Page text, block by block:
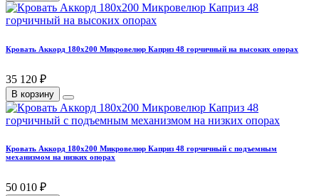
Кровать Аккорд 180х200 Микровелюр Каприз 48 горчичный на высоких опорах
35 120 ₽
В корзину
Кровать Аккорд 180х200 Микровелюр Каприз 48 горчичный с подъемным
механизмом на низких опорах
50 010 ₽